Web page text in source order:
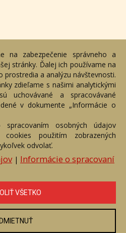
Bezplatné poradenstvo
autorov
© 2007 - 2026
a textových súčastí tejto stránky je
na zabezpečenie správneho a
stránky. Ďalej ich používame na
prostredia a analýzu návštevnosti.
zdieľame s našimi analytickými
uchovávané a spracovávané
v dokumente „Informácie o
osobných údajov
cookies použitím zobrazených
odvolať.
| Informácie o spracovaní
VŠETKO